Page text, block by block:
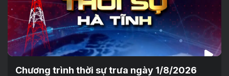
Chương trình thời sự trưa ngày 1/8/2026